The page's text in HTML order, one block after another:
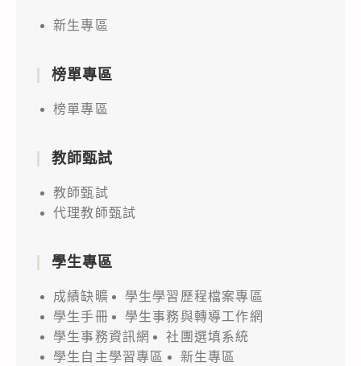
新生專區
榜單專區
榜單專區
教師甄試
教師甄試
代理教師甄試
學生專區
成績缺曠
學生學習歷程檔案專區
學生手冊
學生事務與轉導工作網
學生事務資訊網
社團選填系統
學生自主學習專區
新生專區